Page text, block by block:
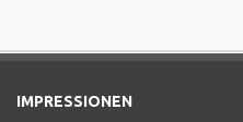
IMPRESSIONEN